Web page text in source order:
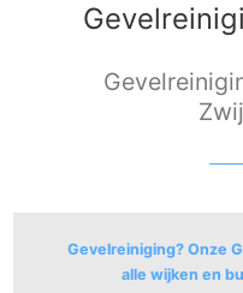
Gevelreiniging? Onze
alle wijken en